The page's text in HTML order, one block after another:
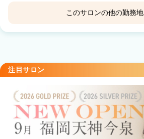
このサロンの他の勤務地
MANON
注目サロン